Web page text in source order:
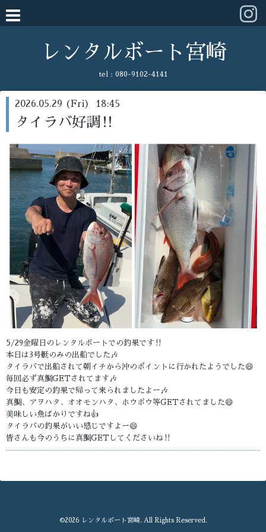
レンタルボート宮崎
tel : 080-9102-4141
2026.05.29 (Fri) 18:45
タイラバ好調‼️
5/29金曜日のレンタルボートでの釣果です‼️
本日は3号艇のみの出船でした🎶
タイラバで出船されて朝イチから沖のポイントに行かれたようでした😄
毎回必ず真鯛GETされてます🎶
今日も安定の釣果で帰って来られましたよー🎶
真鯛、アヲハタ、オオモンハタ、ホウボウ等GETされてました😄
美味しい魚ばかりですね👍
タイラバの釣果がいい感じですよー😄
皆さんも今のうちに真鯛GETしてくださいね‼️
©2026 レンタルボート宮崎. All Rights Reserved.